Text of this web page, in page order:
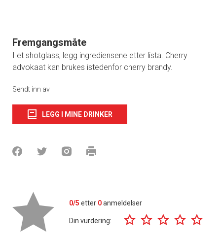
Fremgangsmåte
I et shotglass, legg ingrediensene etter lista. Cherry
advokaat kan brukes istedenfor cherry brandy.
Sendt inn av
LEGG I MINE DRINKER
0/5 etter 0anmeldelser
Din vurdering: